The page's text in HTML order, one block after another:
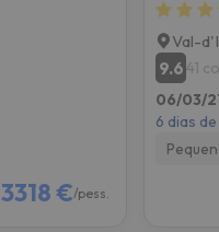
3318 €/pess.
Val-
9.641
06/03/
6 dias